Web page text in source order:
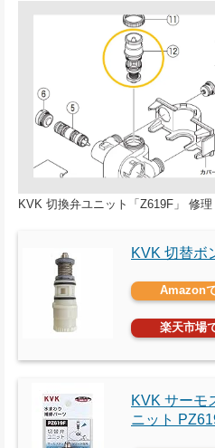
KVK 切換弁ユニット「Z619F」 修
KVK 切替ボ
Amazon
楽天市場
KVK サーモ
ニット